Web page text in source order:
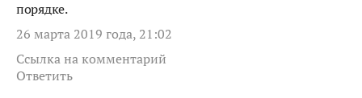
порядке.
26 марта 2019 года, 21:02
Ссылка на комментарий
Ответить